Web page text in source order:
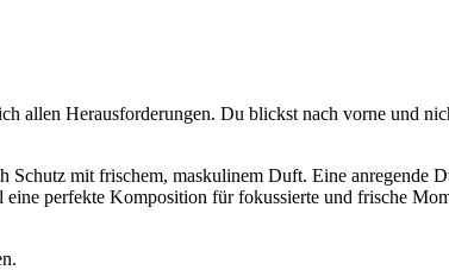
allen Herausforderungen. Du blickst nach vorne und
mit frischem, maskulinem Duft. Eine anregende
perfekte Komposition für fokussierte und frische